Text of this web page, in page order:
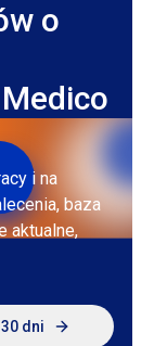
o
i na
baza
aktualne,
dni